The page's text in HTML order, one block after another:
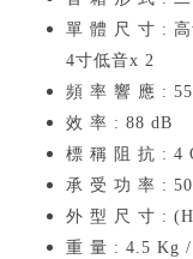
單 體 尺 寸 : 高
4寸低音x 2
頻 率 響 應 :
效 率 : 88 dB
標 稱 阻 抗 : 4
承 受 功 率 :
外 型 尺 寸 :
重 量 : 4.5 Kg /